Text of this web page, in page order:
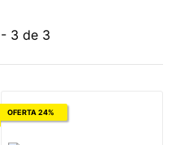
3 de 3
OFERTA 24%